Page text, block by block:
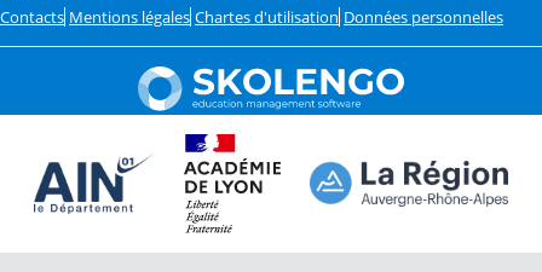
Contacts Mentions légales Chartes d'utilisation Données personnelles